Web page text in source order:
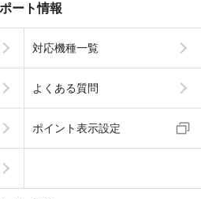
ート情報
対応機種一覧
よくある質問
ポイント表示設定